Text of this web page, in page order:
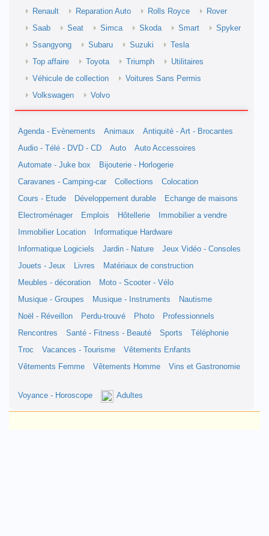
Renault
Reparation Auto Rolls Royce
Rover
Saab
Seat Simca Skoda Smart
Spyker
Ssangyong
Subaru Suzuki
Tesla
Top affaire
Toyota Triumph
Utilitaires
Véhicule de collection
Voitures Sans Permis
Volkswagen
Volvo
Agenda - Evènements Animaux
Antiquité - Art - Brocantes
Audio - Télé - DVD - CD
Auto
Auto Accessoires
Automate - Juke box
Bijouterie - Horlogerie
Caravanes - Camping-car
Collections
Colocation
Cours - Etude
Développement durable
Echange de maisons
Electroménager
Emplois Hôtellerie
Immobilier a vendre
Immobilier Location
Informatique Hardware
Informatique Logiciels
Jardin - Nature
Jeux Vidéo - Consoles
Jouets - Jeux
Livres
Matériaux de construction
Meubles - décoration
Moto - Scooter - Vélo
Musique - Groupes
Musique - Instruments
Nautisme
Noël - Réveillon
Perdu-trouvé Photo
Professionnels
Rencontres
Santé - Fitness - Beauté Sports
Téléphonie
Troc
Vacances - Tourisme
Vêtements Enfants
Vêtements Femme
Vêtements Homme Vins et Gastronomie
Voyance - Horoscope Adultes